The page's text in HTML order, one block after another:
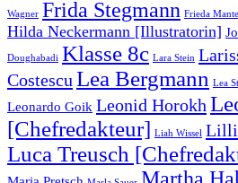
Wagner Frida Stegmann Frieda
Hilda Neckermann [Illustratorin]
Doughabadi Klasse 8c Lara Stein
Costescu Lea Bergmann Lea
Leonardo Goik Leonid Horokh
[Chefredakteur] Liah Wissel
Luca Treusch